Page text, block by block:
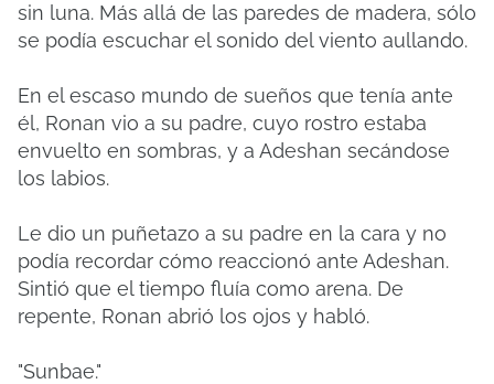
sin luna. Más allá de las paredes de madera, sólo
se podía escuchar el sonido del viento aullando.
En el escaso mundo de sueños que tenía ante
él, Ronan vio a su padre, cuyo rostro estaba
envuelto en sombras, y a Adeshan secándose
los labios.
Le dio un puñetazo a su padre en la cara y no
podía recordar cómo reaccionó ante Adeshan.
Sintió que el tiempo fluía como arena. De
repente, Ronan abrió los ojos y habló.
"Sunbae."